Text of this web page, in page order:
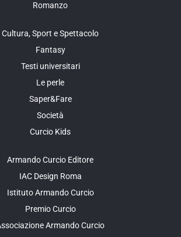
Romanzo
Cultura, Sport e Spettacolo
Fantasy
Testi universitari
Le perle
Saper&Fare
Società
Curcio Kids
Armando Curcio Editore
IAC Design Roma
Istituto Armando Curcio
Premio Curcio
Armando Curcio